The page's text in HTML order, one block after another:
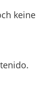
keine